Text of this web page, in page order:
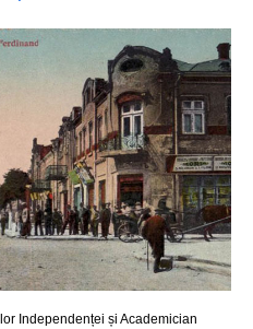
Independenței și Academician